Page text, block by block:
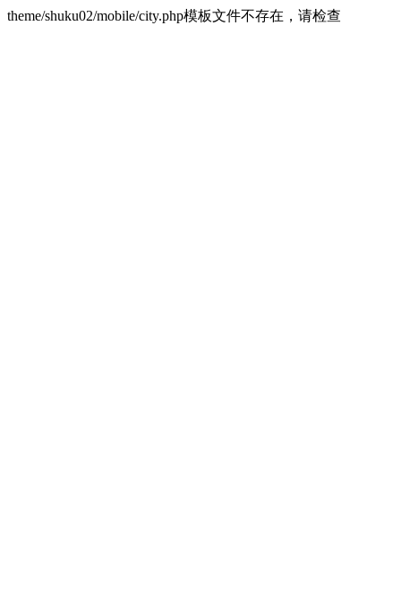
theme/shuku02/mobile/city.php模板文件不存在，请检查